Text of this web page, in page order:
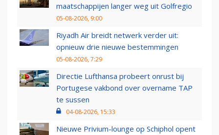
maatschappijen langer weg uit Golfregio
05-08-2026, 9:00
Riyadh Air breidt netwerk verder uit:
opnieuw drie nieuwe bestemmingen
05-08-2026, 7:29
Directie Lufthansa probeert onrust bij
Portugese vakbond over overname TAP
te sussen
04-08-2026, 15:33
Nieuwe Privium-lounge op Schiphol opent